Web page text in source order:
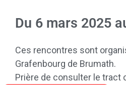
Du 6 mars 2025
Ces rencontres sont
Grafenbourg de Brumath.
Prière de consulter le tract